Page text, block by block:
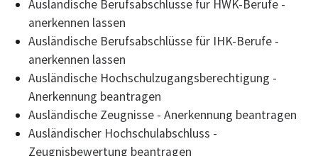
Ausländische Berufsabschlüsse für HWK-Berufe -
anerkennen lassen
Ausländische Berufsabschlüsse für IHK-Berufe -
anerkennen lassen
Ausländische Hochschulzugangsberechtigung -
Anerkennung beantragen
Ausländische Zeugnisse - Anerkennung beantragen
Ausländischer Hochschulabschluss -
Zeugnisbewertung beantragen